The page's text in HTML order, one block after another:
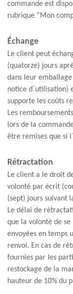
commande est
rubrique “Mon
Échange
Le client peut
(quatorze) jours
dans leur
notice d`utilisation)
supporte les coûts
Les
lors de la
être remises que si
Rétractation
Le client a le droit
volonté par écrit
(sept) jours suivant
Le délai de
que la volonté de
envoyées en temps
renvoi. En cas de
fournies par les
restockage de la
hauteur de 10% du